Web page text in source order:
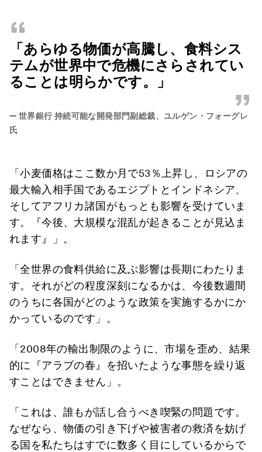
“
「あらゆる物価が高騰し、食料シス
テムが世界中で危機にさらされてい
ることは明らかです。」
”
— 世界銀行 持続可能な開発部門副総裁、ユルゲン・フォーグレ
氏
「小麦価格はここ数か月で53％上昇し、ロシアの
最大輸入相手国であるエジプトとインドネシア、
そしてアフリカ諸国がもっとも影響を受けていま
す。『今後、大規模な混乱が起きることが見込ま
れます』」。
「全世界の食料供給に及ぶ影響は長期にわたりま
す。それがどの程度深刻になるかは、今後数週間
のうちに各国がどのような政策を実施するかにか
かっているのです」。
「2008年の輸出制限のように、市場を歪め、結果
的に『アラブの春』を招いたような事態を繰り返
すことはできません」。
「これは、誰もが話し合うべき喫緊の問題です。
なぜなら、物価の引き下げや被害者の救済を妨げ
る国を私たちはすでに数多く目にしているからで